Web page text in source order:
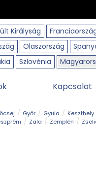
Királyság
Olaszország
Szlovénia
Kapcsolat
Győr Gyula Keszthely
Zala Zemplén